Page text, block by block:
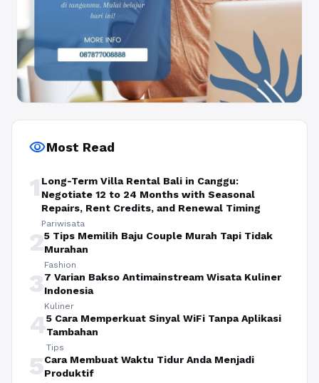
visibilityMost Read
1 Long-Term Villa Rental Bali in Canggu:
Negotiate 12 to 24 Months with Seasonal
Repairs, Rent Credits, and Renewal Timing
Pariwisata
25 Tips Memilih Baju Couple Murah Tapi Tidak
Murahan
Fashion
37 Varian Bakso Antimainstream Wisata Kuliner
Indonesia
Kuliner
45 Cara Memperkuat Sinyal WiFi Tanpa Aplikasi
Tambahan
Tips
5Cara Membuat Waktu Tidur Anda Menjadi
Produktif